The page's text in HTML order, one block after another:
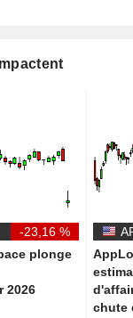
-23,16 %
plonge
2026
chute